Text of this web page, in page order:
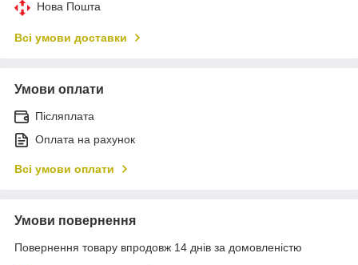
Нова Пошта
Всі умови доставки
Умови оплати
Післяплата
Оплата на рахунок
Всі умови оплати
Умови повернення
Повернення товару впродовж 14 днів за домовленістю